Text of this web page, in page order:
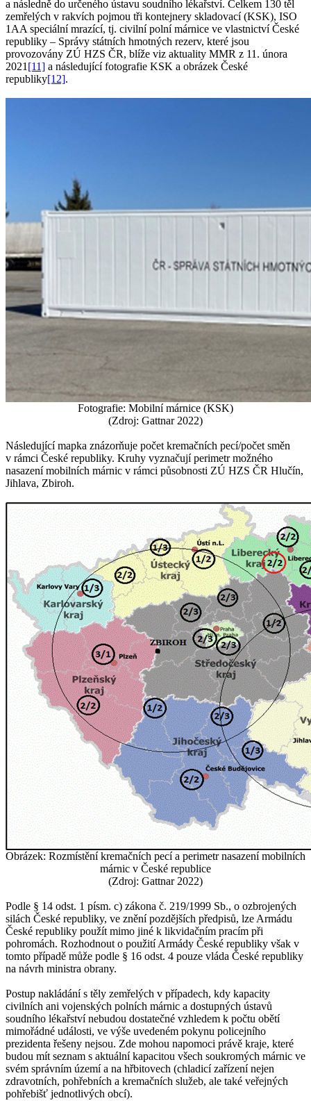
a následně do určeného ústavu soudního lékařství. Celkem 130 těl
zemřelých v rakvích pojmou tři kontejnery skladovací (KSK), ISO
1AA speciální mrazící, tj. civilní polní márnice ve vlastnictví České
republiky – Správy státních hmotných rezerv, které jsou
provozovány ZÚ HZS ČR, blíže viz aktuality MMR z 11. února
2021[11] a následující fotografie KSK a obrázek České
republiky[12].
Fotografie: Mobilní márnice (KSK)
(Zdroj: Gattnar 2022)
Následující mapka znázorňuje počet kremačních pecí/počet směn
v rámci České republiky. Kruhy vyznačují perimetr možného
nasazení mobilních márnic v rámci působnosti ZÚ HZS ČR Hlučín,
Jihlava, Zbiroh.
Obrázek: Rozmístění kremačních pecí a perimetr nasazení mobilních
márnic v České republice
(Zdroj: Gattnar 2022)
Podle § 14 odst. 1 písm. c) zákona č. 219/1999 Sb., o ozbrojených
silách České republiky, ve znění pozdějších předpisů, lze Armádu
České republiky použít mimo jiné k likvidačním pracím při
pohromách. Rozhodnout o použití Armády České republiky však v
tomto případě může podle § 16 odst. 4 pouze vláda České republiky
na návrh ministra obrany.
Postup nakládání s těly zemřelých v případech, kdy kapacity
civilních ani vojenských polních márnic a dostupných ústavů
soudního lékařství nebudou dostatečné vzhledem k počtu obětí
mimořádné události, ve výše uvedeném pokynu policejního
prezidenta řešeny nejsou. Zde mohou napomoci právě kraje, které
budou mít seznam s aktuální kapacitou všech soukromých márnic ve
svém správním území a na hřbitovech (chladicí zařízení nejen
zdravotních, pohřebních a kremačních služeb, ale také veřejných
pohřebišť jednotlivých obcí).